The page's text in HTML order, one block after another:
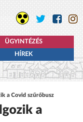
ÜGYINTÉZÉS
HÍREK
a Covid szűrőbusz
a